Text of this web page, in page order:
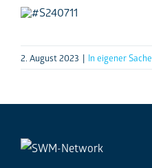
2. August 2023 | In eigener Sache